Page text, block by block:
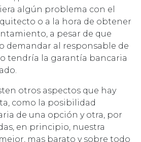
algún problema con el
o a la hora de obtener
a pesar de que
demandar al responsable de
tendría la garantía bancaria
otros aspectos que hay
como la posibilidad
de una opción y otra, por
en principio, nuestra
mas barato y sobre todo